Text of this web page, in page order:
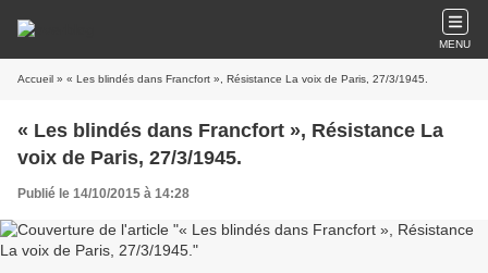
MENU
Accueil » « Les blindés dans Francfort », Résistance La voix de Paris, 27/3/1945.
« Les blindés dans Francfort », Résistance La
voix de Paris, 27/3/1945.
Publié le 14/10/2015 à 14:28